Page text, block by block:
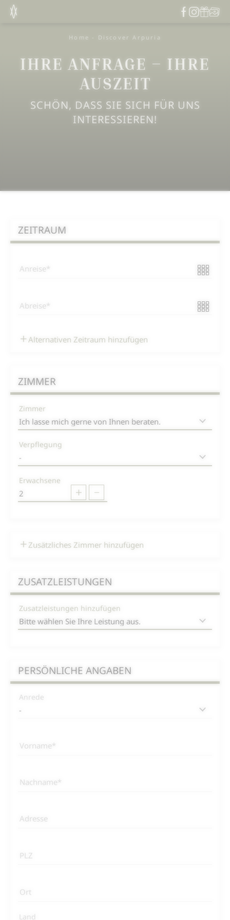
Home Discover Arpuria
IHRE ANFRAGE – IHRE
AUSZEIT
SCHÖN, DASS SIE SICH FÜR UNS
INTERESSIEREN!
ZEITRAUM
Anreise
Abreise
Alternativen Zeitraum hinzufügen
ZIMMER
Zimmer
Verpflegung
Erwachsene
Zusätzliches Zimmer hinzufügen
ZUSATZLEISTUNGEN
Zusatzleistungen hinzufügen
PERSÖNLICHE ANGABEN
Anrede
Vorname
Nachname
Adresse
PLZ
Ort
Land